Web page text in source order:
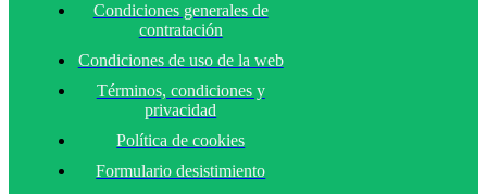
Condiciones generales de
contratación
Condiciones de uso de la web
Términos, condiciones y
privacidad
Política de cookies
Formulario desistimiento